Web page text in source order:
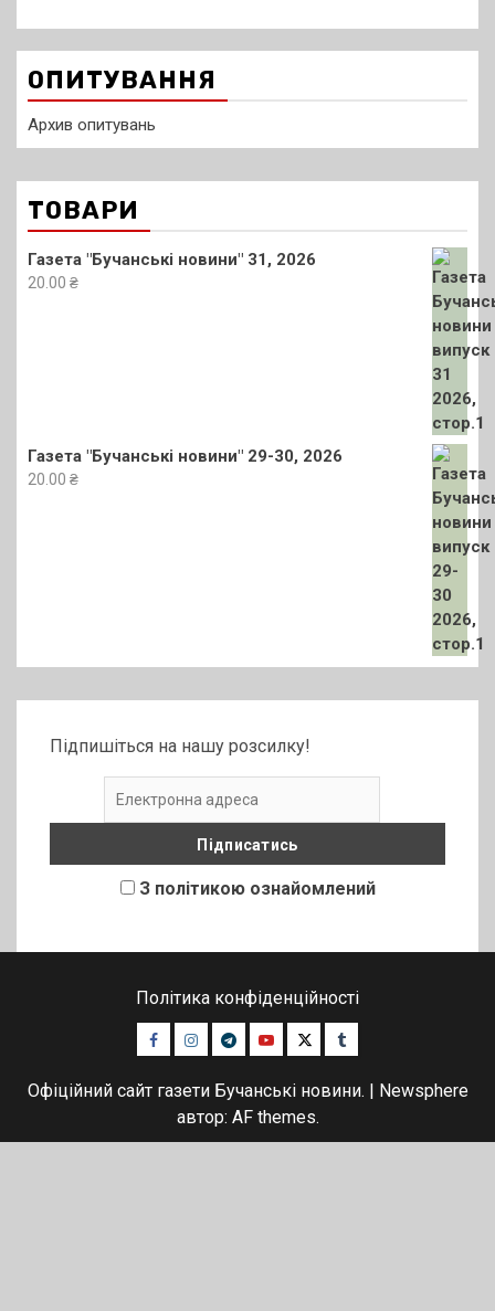
ОПИТУВАННЯ
Архив опитувань
ТОВАРИ
Газета "Бучанські новини" 31, 2026
20.00 ₴
Газета "Бучанські новини" 29-30, 2026
20.00 ₴
Підпишіться на нашу розсилку!
З політикою ознайомлений
Політика конфіденційності
Facebook
Instagram
TelegramYoutubeTwitterTumblr
Офіційний сайт газети Бучанські новини.
Newsphere
автор: AF themes.